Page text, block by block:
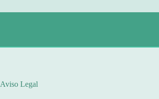
Aviso Legal